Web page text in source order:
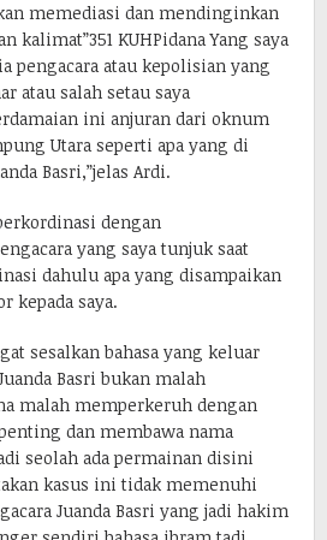
memediasi dan mendinginkan
kalimat”351 KUHPidana Yang saya
pengacara atau kepolisian yang
atau salah setau saya
ini anjuran dari oknum
Utara seperti apa yang di
Basri,”jelas Ardi.
dengan
yang saya tunjuk saat
dahulu apa yang disampaikan
kepada saya.
sesalkan bahasa yang keluar
Basri bukan malah
malah memperkeruh dengan
dan membawa nama
seolah ada permainan disini
kasus ini tidak memenuhi
Juanda Basri yang jadi hakim